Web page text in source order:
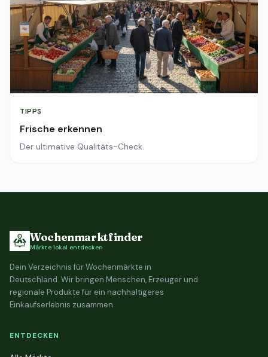
TIPPS
Frische erkennen
Der ultimative Qualitäts-Check.
Wochenmarktfinder
Märkte lokal entdecken
Dein Verzeichnis für Wochenmärkte in
Deutschland. Wir bringen Menschen, Erzeuger und
regionale Produkte für ein nachhaltigeres
Einkaufserlebnis zusammen.
ENTDECKEN